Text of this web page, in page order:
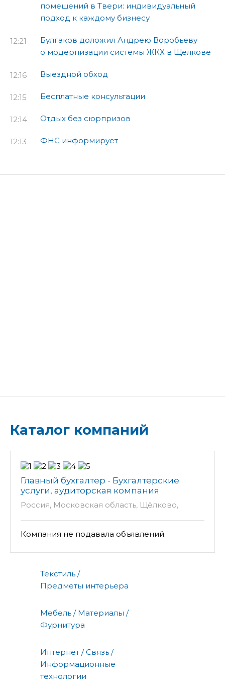
помещений в Твери: индивидуальный
подход к каждому бизнесу
12:21
Булгаков доложил Андрею Воробьеву
о модернизации системы ЖКХ в Щелкове
12:16 Выездной обход
12:15 Бесплатные консультации
12:14 Отдых без сюрпризов
12:13 ФНС информирует
Каталог компаний
Главный бухгалтер - Бухгалтерские
услуги, аудиторская компания
Россия, Московская область, Щёлково,
Компания не подавала объявлений.
Текстиль /
Предметы интерьера
Мебель / Материалы /
Фурнитура
Интернет / Связь /
Информационные
технологии